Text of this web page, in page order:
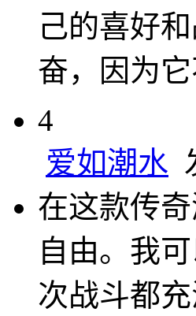
己的喜好
奋，因为
4
爱如潮水
在这款传
自由。我
次战斗都